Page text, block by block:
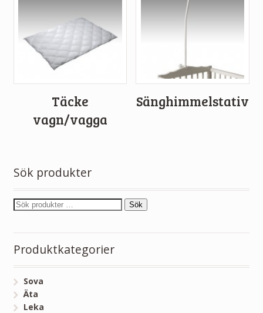
Täcke
vagn/vagga
Sänghimmelstativ
Sök produkter
Sök
Produktkategorier
Sova
Äta
Leka